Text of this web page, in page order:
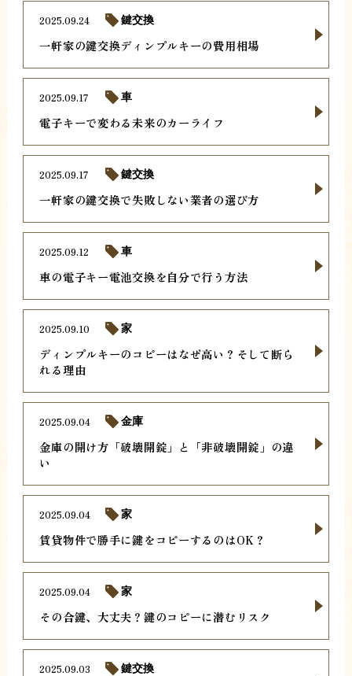
一軒家の鍵交換ディンプルキーの費用相場
2025.09.24 鍵交換
電子キーで変わる未来のカーライフ
2025.09.17 車
一軒家の鍵交換で失敗しない業者の選び方
2025.09.17 鍵交換
車の電子キー電池交換を自分で行う方法
2025.09.12 車
ディンプルキーのコピーはなぜ高い？そして断ら
れる理由
2025.09.10 家
金庫の開け方「破壊開錠」と「非破壊開錠」の違
い
2025.09.04 金庫
賃貸物件で勝手に鍵をコピーするのはOK？
2025.09.04 家
その合鍵、大丈夫？鍵のコピーに潜むリスク
2025.09.04 家
2025.09.03 鍵交換